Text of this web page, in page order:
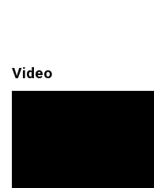
Video